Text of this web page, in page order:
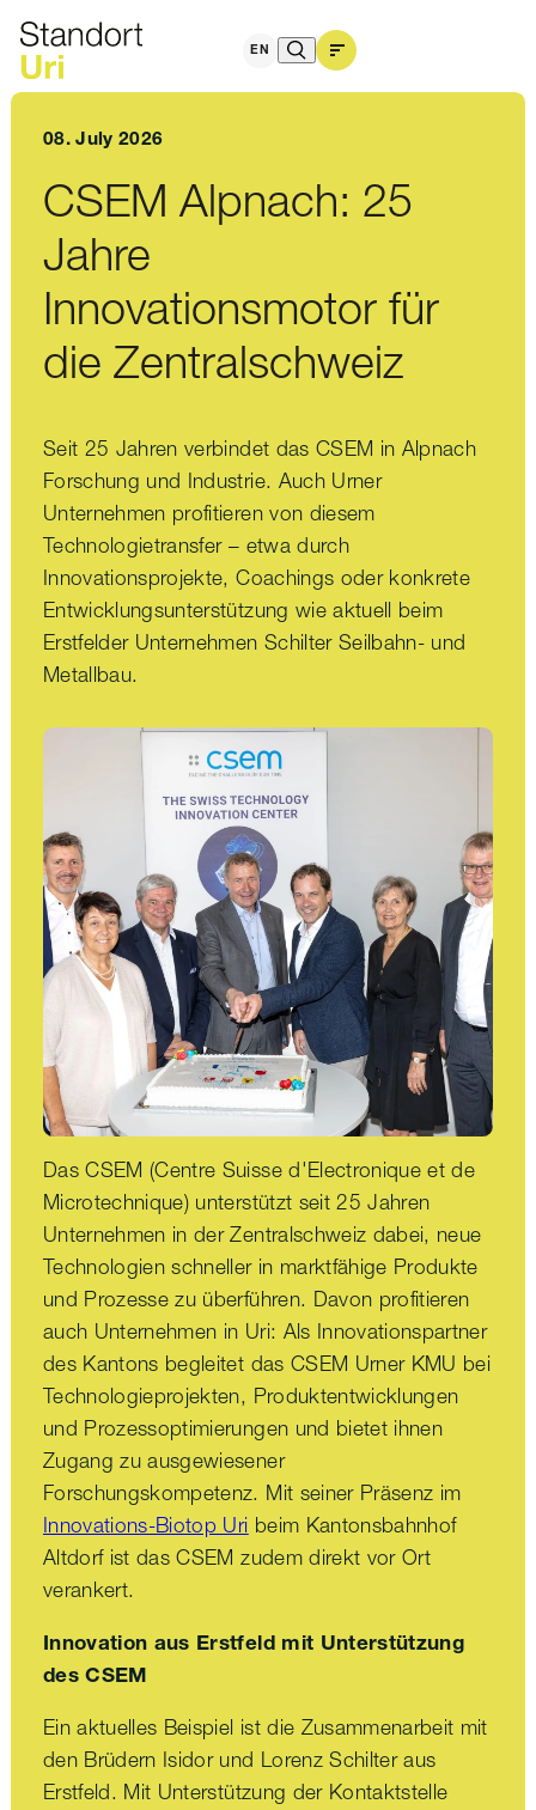
EN
08. July 2026
CSEM Alpnach: 25
Jahre
Innovationsmotor für
die Zentralschweiz
Seit 25 Jahren verbindet das CSEM in Alpnach
Forschung und Industrie. Auch Urner
Unternehmen profitieren von diesem
Technologietransfer – etwa durch
Innovationsprojekte, Coachings oder konkrete
Entwicklungsunterstützung wie aktuell beim
Erstfelder Unternehmen Schilter Seilbahn- und
Metallbau.
Das CSEM (Centre Suisse d'Electronique et de
Microtechnique) unterstützt seit 25 Jahren
Unternehmen in der Zentralschweiz dabei, neue
Technologien schneller in marktfähige Produkte
und Prozesse zu überführen. Davon profitieren
auch Unternehmen in Uri: Als Innovationspartner
des Kantons begleitet das CSEM Urner KMU bei
Technologieprojekten, Produktentwicklungen
und Prozessoptimierungen und bietet ihnen
Zugang zu ausgewiesener
Forschungskompetenz. Mit seiner Präsenz im
Innovations-Biotop Uri beim Kantonsbahnhof
Altdorf ist das CSEM zudem direkt vor Ort
verankert.
Innovation aus Erstfeld mit Unterstützung
des CSEM
Ein aktuelles Beispiel ist die Zusammenarbeit mit
den Brüdern Isidor und Lorenz Schilter aus
Erstfeld. Mit Unterstützung der Kontaktstelle